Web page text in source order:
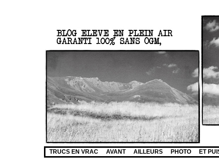
TRUCS EN VRAC AVANT AILLEURS PHOTO ET